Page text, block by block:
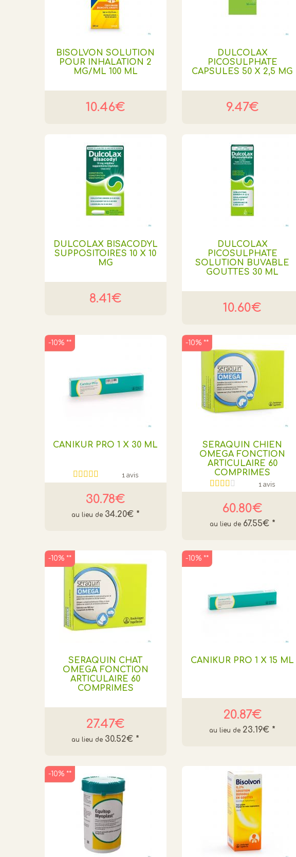
BISOLVON SOLUTION
POUR INHALATION 2
MG/ML 100 ML
10.46€
DULCOLAX
PICOSULPHATE
CAPSULES 50 X 2,5 MG
9.47€
DULCOLAX BISACODYL
SUPPOSITOIRES 10 X 10
MG
8.41€
DULCOLAX
PICOSULPHATE
SOLUTION BUVABLE
GOUTTES 30 ML
10.60€
CANIKUR PRO 1 X 30 ML
1 avis
30.78€
34.20€ *
-10% **
SERAQUIN CHIEN
OMEGA FONCTION
ARTICULAIRE 60
COMPRIMES
1 avis
60.80€
67.55€ *
-10% **
SERAQUIN CHAT
OMEGA FONCTION
ARTICULAIRE 60
COMPRIMES
27.47€
30.52€ *
-10% **
CANIKUR PRO 1 X 15 ML
20.87€
23.19€ *
-10% **
-10% **